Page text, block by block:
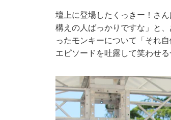
壇上に登場したくっきー！さ
構えの人ばっかりですな」と
ったモンキーについて「それ
エピソードを吐露して笑わせる